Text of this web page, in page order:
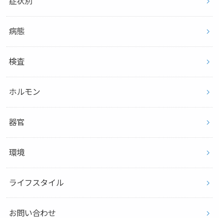
病態
検査
ホルモン
器官
環境
ライフスタイル
お問い合わせ